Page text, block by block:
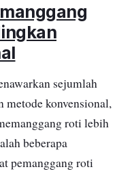
sejumlah
metode konvensional,
roti lebih
beberapa
pemanggang roti